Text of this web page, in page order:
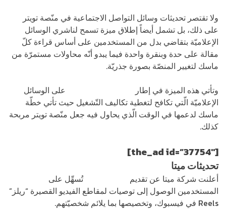
ولا تقتصر تحديثات وسائل التواصل الاجتماعية في منّصة تويتر
على ذلك، بل تشمل أيضاً إطلاق ميزة تسمح لناشري الوسائل
الإعلاميّة بتقاضي بدل من المستخدمين على أساس قراءة كلّ
مقالة على حدة وبنقرة واحدة فيما يبدو أنّه محاولات مستمرّة من
ماسك لتغيير المنصّة بصورة جذريّة.
وتأتي هذه الميزة في إطار
على الوسائل
الإعلاميّة الّتي تكافح لتغطية تكاليف التّشغيل حيث تأتي خطّة
ماسك لدعمها في الوقت الّذي يحاول فيه جعل منّصة تويتر مربحة
كذلك.
[the_ad id=”37754″]
تحديثات ميتا
أعلنت شركة ميتا عن تقديم
تُسهِّل على
المستخدمين الوصول إلى توصيات لمقاطع الفيديو القصيرة “ريلز”
Reels في فيسبوك، وتخصيصها بما يلائم شخصيّتهم.